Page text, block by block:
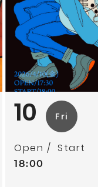
10 Fri
Open Start
18:00